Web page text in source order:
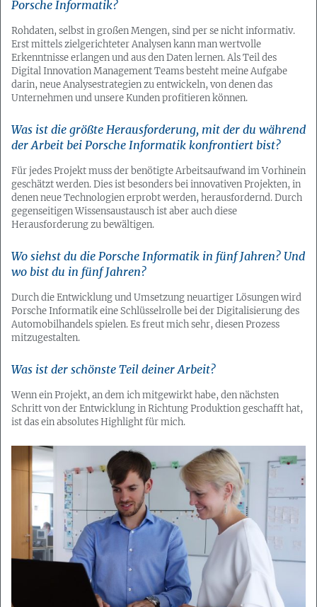
Porsche Informatik?
Rohdaten, selbst in großen Mengen, sind per se nicht informativ.
Erst mittels zielgerichteter Analysen kann man wertvolle
Erkenntnisse erlangen und aus den Daten lernen. Als Teil des
Digital Innovation Management Teams besteht meine Aufgabe
darin, neue Analysestrategien zu entwickeln, von denen das
Unternehmen und unsere Kunden profitieren können.
Was ist die größte Herausforderung, mit der du während
der Arbeit bei Porsche Informatik konfrontiert bist?
Für jedes Projekt muss der benötigte Arbeitsaufwand im Vorhinein
geschätzt werden. Dies ist besonders bei innovativen Projekten, in
denen neue Technologien erprobt werden, herausfordernd. Durch
gegenseitigen Wissensaustausch ist aber auch diese
Herausforderung zu bewältigen.
Wo siehst du die Porsche Informatik in fünf Jahren? Und
wo bist du in fünf Jahren?
Durch die Entwicklung und Umsetzung neuartiger Lösungen wird
Porsche Informatik eine Schlüsselrolle bei der Digitalisierung des
Automobilhandels spielen. Es freut mich sehr, diesen Prozess
mitzugestalten.
Was ist der schönste Teil deiner Arbeit?
Wenn ein Projekt, an dem ich mitgewirkt habe, den nächsten
Schritt von der Entwicklung in Richtung Produktion geschafft hat,
ist das ein absolutes Highlight für mich.